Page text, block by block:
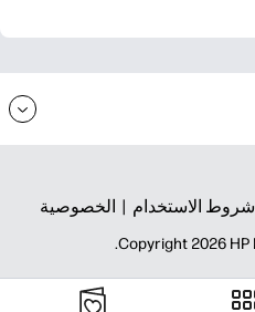
شروط الاستخدام | الخصوصية